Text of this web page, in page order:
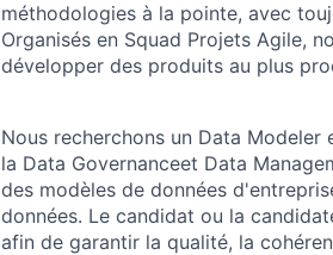
méthodologies à la pointe, avec
Organisés en Squad Projets Agile,
développer des produits au plus
Nous recherchons un Data
la Data Governanceet Data
des modèles de données
données. Le candidat ou la
afin de garantir la qualité, la